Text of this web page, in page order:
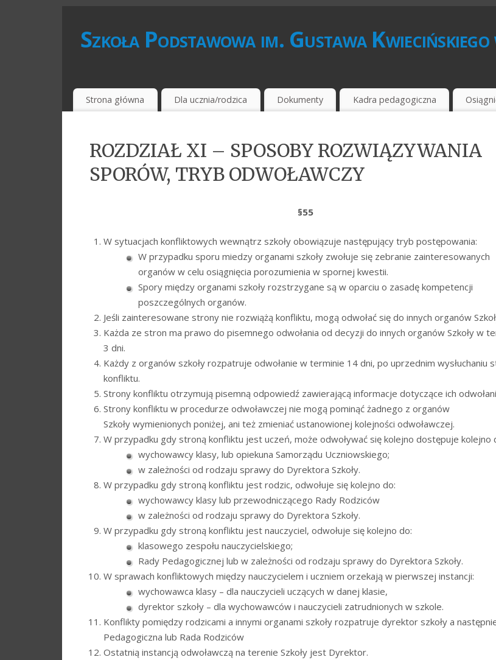
Szkoła Podstawowa im. Gustawa
Strona główna Dla ucznia/rodzica Dokumenty Kadra pedagogiczna
ROZDZIAŁ XI – SPOSOBY ROZWIĄZYWANIA
SPORÓW, TRYB ODWOŁAWCZY
§55
W sytuacjach konfliktowych wewnątrz szkoły obowiązuje następujący tryb postępowania:
W przypadku sporu miedzy organami szkoły zwołuje się zebranie zainteresowanych
organów w celu osiągnięcia porozumienia w spornej kwestii.
Spory między organami szkoły rozstrzygane są w oparciu o zasadę kompetencji
poszczególnych organów.
Jeśli zainteresowane strony nie rozwiążą konfliktu, mogą odwołać się do innych organów
Każda ze stron ma prawo do pisemnego odwołania od decyzji do innych organów Szkoły w
3 dni.
Każdy z organów szkoły rozpatruje odwołanie w terminie 14 dni, po uprzednim wysłuchaniu
konfliktu.
Strony konfliktu otrzymują pisemną odpowiedź zawierającą informacje dotyczące ich
Strony konfliktu w procedurze odwoławczej nie mogą pominąć żadnego z organów
Szkoły wymienionych poniżej, ani też zmieniać ustanowionej kolejności odwoławczej.
W przypadku gdy stroną konfliktu jest uczeń, może odwoływać się kolejno dostępuje kolejno
wychowawcy klasy, lub opiekuna Samorządu Uczniowskiego;
w zależności od rodzaju sprawy do Dyrektora Szkoły.
W przypadku gdy stroną konfliktu jest rodzic, odwołuje się kolejno do:
wychowawcy klasy lub przewodniczącego Rady Rodziców
w zależności od rodzaju sprawy do Dyrektora Szkoły.
W przypadku gdy stroną konfliktu jest nauczyciel, odwołuje się kolejno do:
klasowego zespołu nauczycielskiego;
Rady Pedagogicznej lub w zależności od rodzaju sprawy do Dyrektora Szkoły.
W sprawach konfliktowych między nauczycielem i uczniem orzekają w pierwszej instancji:
wychowawca klasy – dla nauczycieli uczących w danej klasie,
dyrektor szkoły – dla wychowawców i nauczycieli zatrudnionych w szkole.
Konflikty pomiędzy rodzicami a innymi organami szkoły rozpatruje dyrektor szkoły a
Pedagogiczna lub Rada Rodziców
Ostatnią instancją odwoławczą na terenie Szkoły jest Dyrektor.